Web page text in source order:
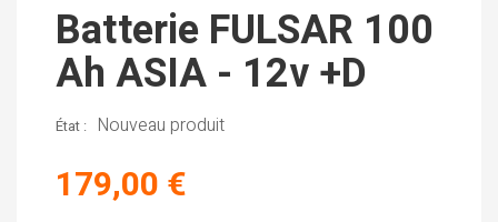
Batterie FULSAR 100
Ah ASIA - 12v +D
État : Nouveau produit
179,00 €